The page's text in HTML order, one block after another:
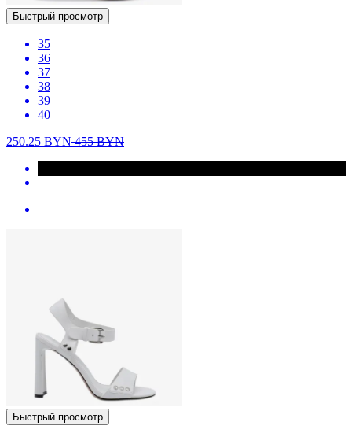
Быстрый просмотр
35
36
37
38
39
40
250.25 BYN455BYN
Быстрый просмотр